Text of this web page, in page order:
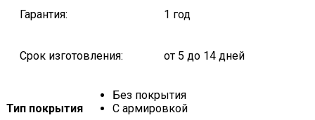
Гарантия: 1 год
Срок изготовления: от 5 до 14 дней
Тип покрытия
Без покрытия
С армировкой